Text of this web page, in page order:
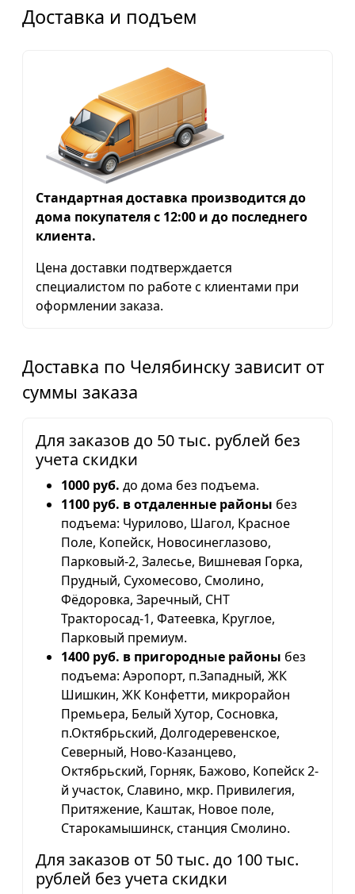
Доставка и подъем
Стандартная доставка производится до
дома покупателя с 12:00 и до последнего
клиента.
Цена доставки подтверждается
специалистом по работе с клиентами при
оформлении заказа.
Доставка по Челябинску зависит от
суммы заказа
Для заказов до 50 тыс. рублей без
учета скидки
1000 руб. до дома без подъема.
1100 руб. в отдаленные районы без
подъема: Чурилово, Шагол, Красное
Поле, Копейск, Новосинеглазово,
Парковый-2, Залесье, Вишневая Горка,
Прудный, Сухомесово, Смолино,
Фёдоровка, Заречный, СНТ
Тракторосад-1, Фатеевка, Круглое,
Парковый премиум.
1400 руб. в пригородные районы без
подъема: Аэропорт, п.Западный, ЖК
Шишкин, ЖК Конфетти, микрорайон
Премьера, Белый Хутор, Сосновка,
п.Октябрьский, Долгодеревенское,
Северный, Ново-Казанцево,
Октябрьский, Горняк, Бажово, Копейск 2-
й участок, Славино, мкр. Привилегия,
Притяжение, Каштак, Новое поле,
Старокамышинск, станция Смолино.
Для заказов от 50 тыс. до 100 тыс.
рублей без учета скидки